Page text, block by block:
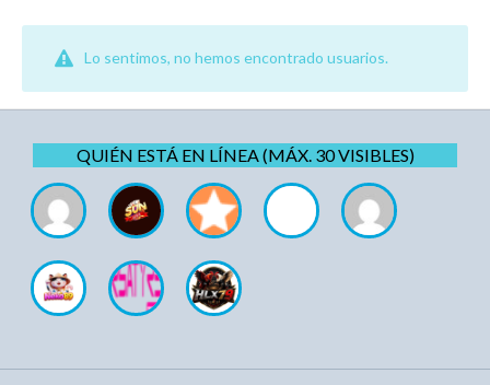
Lo sentimos, no hemos encontrado usuarios.
QUIÉN ESTÁ EN LÍNEA (MÁX. 30 VISIBLES)